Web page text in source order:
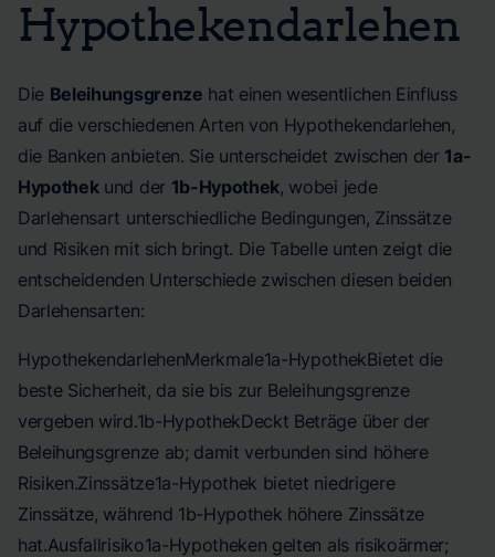
Hypothekendarlehen
Die Beleihungsgrenze hat einen wesentlichen Einfluss
auf die verschiedenen Arten von Hypothekendarlehen,
die Banken anbieten. Sie unterscheidet zwischen der 1a-
Hypothekund der 1b-Hypothek, wobei jede
Darlehensart unterschiedliche Bedingungen, Zinssätze
und Risiken mit sich bringt. Die Tabelle unten zeigt die
entscheidenden Unterschiede zwischen diesen beiden
Darlehensarten:
HypothekendarlehenMerkmale1a-HypothekBietet die
beste Sicherheit, da sie bis zur Beleihungsgrenze
vergeben wird.1b-HypothekDeckt Beträge über der
Beleihungsgrenze ab; damit verbunden sind höhere
Risiken.Zinssätze1a-Hypothek bietet niedrigere
Zinssätze, während 1b-Hypothek höhere Zinssätze
hat.Ausfallrisiko1a-Hypotheken gelten als risikoärmer;